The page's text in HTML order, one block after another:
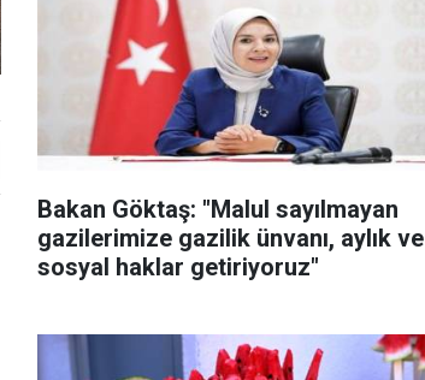
Bakan Göktaş: "Malul sayılmayan
gazilerimize gazilik ünvanı, aylık ve
sosyal haklar getiriyoruz"